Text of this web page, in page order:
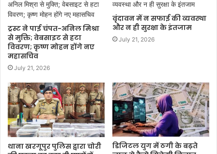
ट्रस्ट ने पाई चंपत-अनिल मिश्रा
से मुक्ति; वेबसाइट से हटा
विवरण; कृष्ण मोहन होंगे नए
महासचिव
July 21, 2026
वृंदावन में न सफाई की व्यवस्था
और न ही सुरक्षा के इंतजाम
July 21, 2026
थाना खरगूपुर पुलिस द्वारा चोरी
डिजिटल युग में ठगी के बढ़ते